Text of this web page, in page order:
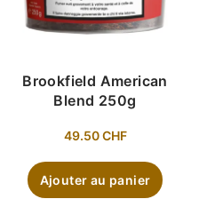
Brookfield American
Blend 250g
49.50CHF
Ajouter au panier